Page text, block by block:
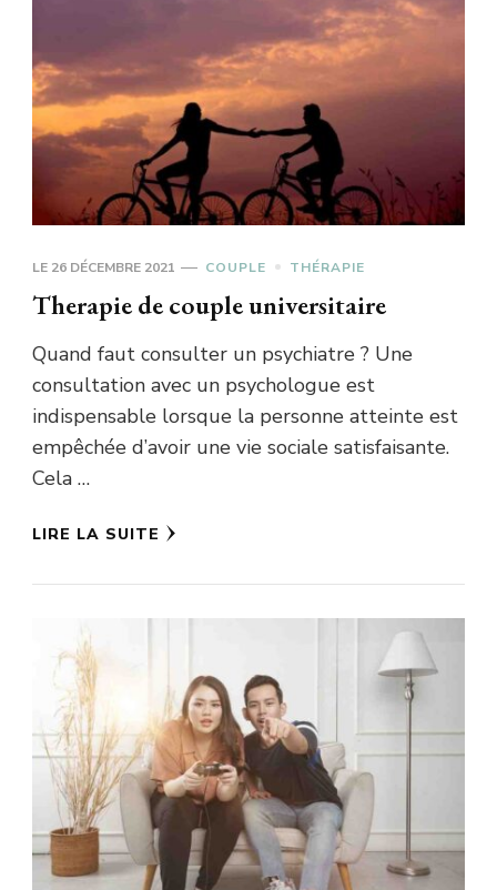
LE 26 DÉCEMBRE 2021 COUPLE THÉRAPIE
Therapie de couple universitaire
Quand faut consulter un psychiatre ? Une
consultation avec un psychologue est
indispensable lorsque la personne atteinte est
empêchée d’avoir une vie sociale satisfaisante.
Cela …
LIRE LA SUITE